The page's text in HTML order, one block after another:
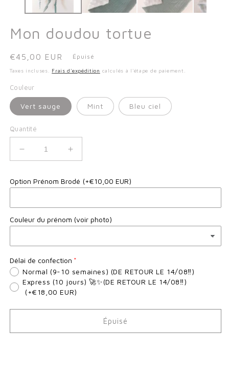
Mon doudou tortue
Prix
habituel
€45,00 EUR Épuisé
Taxes incluses. Frais d'expédition calculés à l'étape de paiement.
Couleur
Vert sauge Mint Bleu ciel
Quantité
Réduire
la
de
doudou
tortue
Augmenter
la
de
doudou
tortue
Option Prénom Brodé (+€10,00 EUR)
Couleur du prénom (voir photo)
Délai de confection
Normal (9-10 semaines) (DE RETOUR LE 14/08‼️)
Express (10 jours) 🚀✨(DE RETOUR LE 14/08‼️)
(+€18,00 EUR)
Épuisé